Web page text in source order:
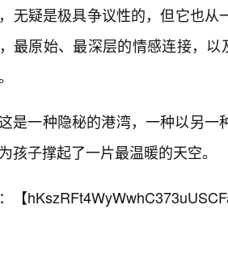
无疑是极具争议性的，但它也
最原始、最深层的情感连接，
是一种隐秘的港湾，一种以另一
孩子撑起了一片最温暖的天空。
【